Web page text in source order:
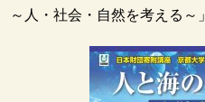
～人・社会・自然を考える～